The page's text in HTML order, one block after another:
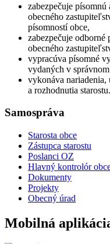
zabezpečuje
obecného
písomností obce,
zabezpečuje
obecného
vypracúva písomné
vydaných v
vykonáva nariadenia,
a rozhodnutia starostu.
Samospráva
Starosta obce
Zástupca starostu
Poslanci OZ
Hlavný kontrolór
Dokumenty
Projekty
Obecný úrad
Mobilná